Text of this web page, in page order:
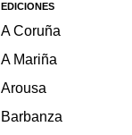
EDICIONES
A Coruña
A Mariña
Arousa
Barbanza